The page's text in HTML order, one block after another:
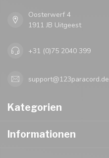
Oosterwerf 4
1911 JB Uitgeest
+31 (0)75 2040 399
support@123paracord.de
Kategorien
Informationen